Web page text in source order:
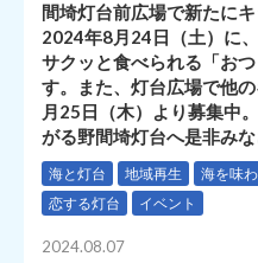
間埼灯台前広場で新たに
2024年8月24日（土）に
サクッと食べられる「お
す。また、灯台広場で他
月25日（木）より募集中
がる野間埼灯台へ是非みな
海と灯台 地域再生 海を味
恋する灯台
イベント
2024.08.07